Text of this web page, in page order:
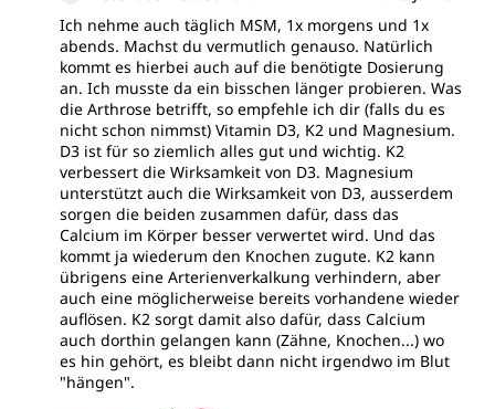
Ich nehme auch täglich MSM, 1x morgens und 1x
abends. Machst du vermutlich genauso. Natürlich
kommt es hierbei auch auf die benötigte Dosierung
an. Ich musste da ein bisschen länger probieren. Was
die Arthrose betrifft, so empfehle ich dir (falls du es
nicht schon nimmst) Vitamin D3, K2 und Magnesium.
D3 ist für so ziemlich alles gut und wichtig. K2
verbessert die Wirksamkeit von D3. Magnesium
unterstützt auch die Wirksamkeit von D3, ausserdem
sorgen die beiden zusammen dafür, dass das
Calcium im Körper besser verwertet wird. Und das
kommt ja wiederum den Knochen zugute. K2 kann
übrigens eine Arterienverkalkung verhindern, aber
auch eine möglicherweise bereits vorhandene wieder
auflösen. K2 sorgt damit also dafür, dass Calcium
auch dorthin gelangen kann (Zähne, Knochen...) wo
es hin gehört, es bleibt dann nicht irgendwo im Blut
"hängen".